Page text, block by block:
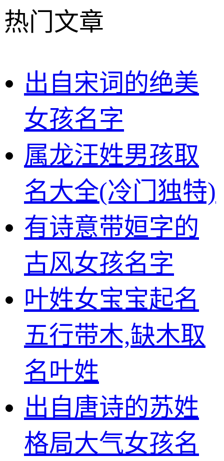
热门文章
出自宋词的绝美
女孩名字
属龙汪姓男孩取
名大全(冷门独特)
有诗意带姮字的
古风女孩名字
叶姓女宝宝起名
五行带木,缺木取
名叶姓
出自唐诗的苏姓
格局大气女孩名